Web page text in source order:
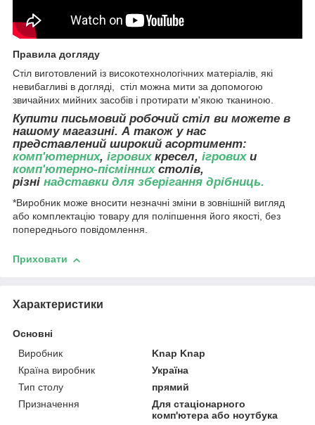
Правила догляду
Стіл виготовлений із високотехнологічних матеріалів, які
невибагливі в догляді, стіл можна мити за допомогою
звичайних мийних засобів і протирати м'якою тканиною.
Купити письмовий робочий стіл ви можете в
нашому магазині. А також у нас
представлений широкий асортимент:
комп'ютерних, ігровихкресел, ігровихи
комп'ютерно-пісміннихстолів,
різні надставки для зберігання дрібниць.
*Виробник може вносити незначні зміни в зовнішній вигляд
або комплектацію товару для поліпшення його якості, без
попереднього повідомлення.
Приховати
Характеристики
Основні
Виробник
Knap Knap
Країна виробник
Україна
Тип столу
прямий
Призначення
Для стаціонарного
комп'ютера або ноутбука